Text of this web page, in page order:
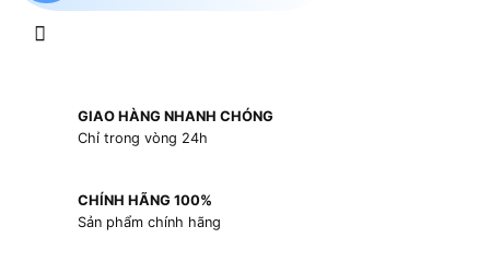
GIAO HÀNG NHANH CHÓNG
Chỉ trong vòng 24h
CHÍNH HÃNG 100%
Sản phẩm chính hãng